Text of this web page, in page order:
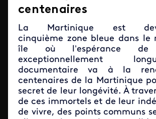
centenaires
La Martinique est
cinquième zone bleue dans le
île où l’espérance
exceptionnellement
documentaire va à la
centenaires de la Martinique
secret de leur longévité. À
de ces immortels et de leur
de vivre, des points communs